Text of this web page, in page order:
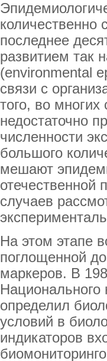
количественно
последнее
развитием так
(environmental
связи с
того, во
недостаточно
численности
большого
мешают
отечественной
случаев
На этом этапе
поглощенной
маркеров. В
Национального
определил
условий в
индикаторов